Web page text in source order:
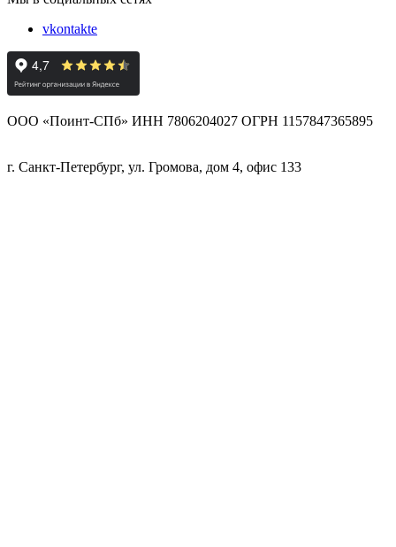
vkontakte
ООО «Поинт-СПб» ИНН 7806204027 ОГРН 1157847365895
г. Санкт-Петербург, ул. Громова, дом 4, офис 133